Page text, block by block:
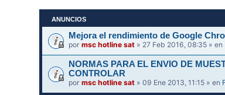
ANUNCIOS
Mejora el rendimiento de Google
pormsc hotline sat » 27 Feb 2016, 08:35 » en
NORMAS PARA EL ENVIO DE
CONTROLAR
pormsc hotline sat » 09 Ene 2013, 11:15 » en